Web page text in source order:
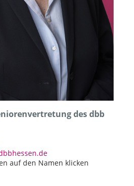
des dbb
auf den Namen klicken